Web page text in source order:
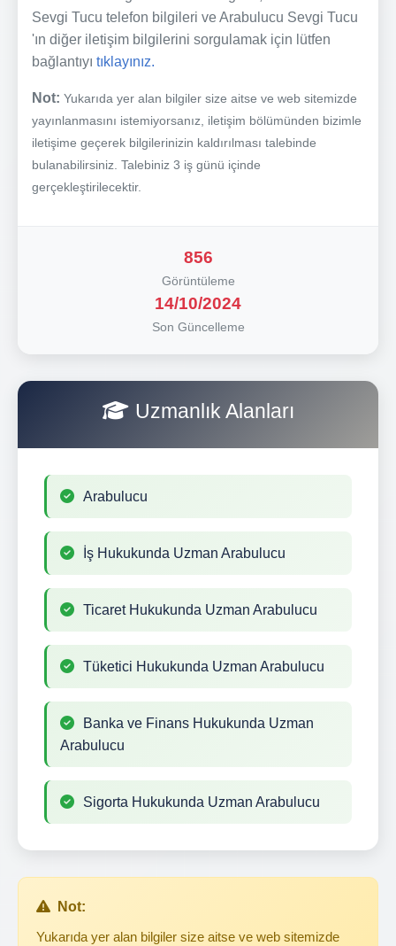
Sevgi Tucu telefon bilgileri ve Arabulucu Sevgi Tucu
'ın diğer iletişim bilgilerini sorgulamak için lütfen
bağlantıyı tıklayınız.
Not: Yukarıda yer alan bilgiler size aitse ve web sitemizde
yayınlanmasını istemiyorsanız, iletişim bölümünden bizimle
iletişime geçerek bilgilerinizin kaldırılması talebinde
bulanabilirsiniz. Talebiniz 3 iş günü içinde
gerçekleştirilecektir.
856
Görüntüleme
14/10/2024
Son Güncelleme
Uzmanlık Alanları
Arabulucu
İş Hukukunda Uzman Arabulucu
Ticaret Hukukunda Uzman Arabulucu
Tüketici Hukukunda Uzman Arabulucu
Banka ve Finans Hukukunda Uzman
Arabulucu
Sigorta Hukukunda Uzman Arabulucu
Not:
Yukarıda yer alan bilgiler size aitse ve web sitemizde